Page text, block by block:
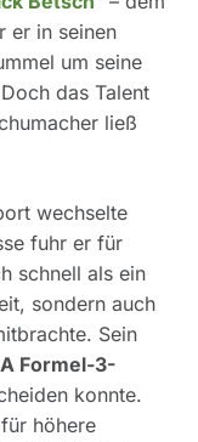
er in seinen
um seine
das Talent
ließ
wechselte
fuhr er für
schnell als ein
sondern auch
Sein
Formel-3-
konnte.
höhere